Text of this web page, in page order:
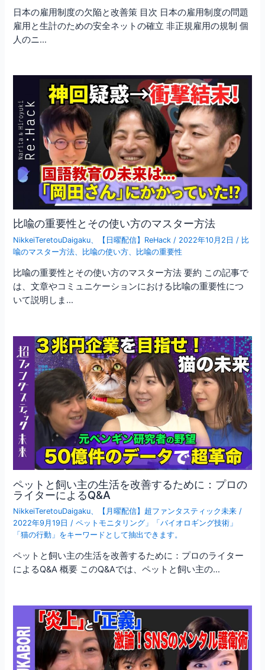
日本の雇用制度の欠陥と改善策 目次 日本の雇用制度の問題
雇用と生計のための安全ネットの確立 非正規雇用の規制 個
人のニ…
比喩の重要性とその使い方のマスター方法
NikkeiTeretouDaigaku 【日曜配信】ReHack / 2022年10月2日 / 比
喩のマスター方法
比喩の使い方 比喩の重要性
比喩の重要性とその使い方のマスター方法 要約 この記事で
は、文章やコミュニケーションにおける比喩の重要性につ
いて説明しま…
ペットと飼い主の生活を改善するために：プロの
ライターによるQ&A
NikkeiTeretouDaigaku 【月曜配信】超ファンタスティック未来 /
2022年9月19日 /ペットモニタリング」「バイオロギング技術」
「猫の行動」をキーワードとして抽出できます。
ペットと飼い主の生活を改善するために：プロのライター
によるQ&A 概要 このQ&Aでは、ペットと飼い主の…